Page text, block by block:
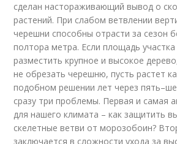
сделан настораживающий вывод о
растений. При слабом ветвлении
черешни способны отрасти за сезон
полтора метра. Если площадь
разместить крупное и высокое
не обрезать черешню, пусть растет
подобном решении лет через
сразу три проблемы. Первая и самая
для нашего климата – как защитить
скелетные ветви от морозобоин?
заключается в сложности ухода за